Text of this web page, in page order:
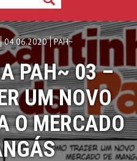
04.06.2020 PAH~
PAH~ 03 –
UM NOVO
O MERCADO